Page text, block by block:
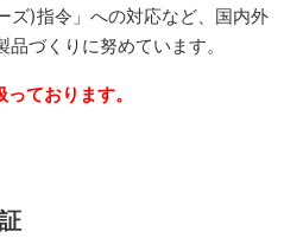
ズ)指令」への対応など、国内外
づくりに努めています。
ております。